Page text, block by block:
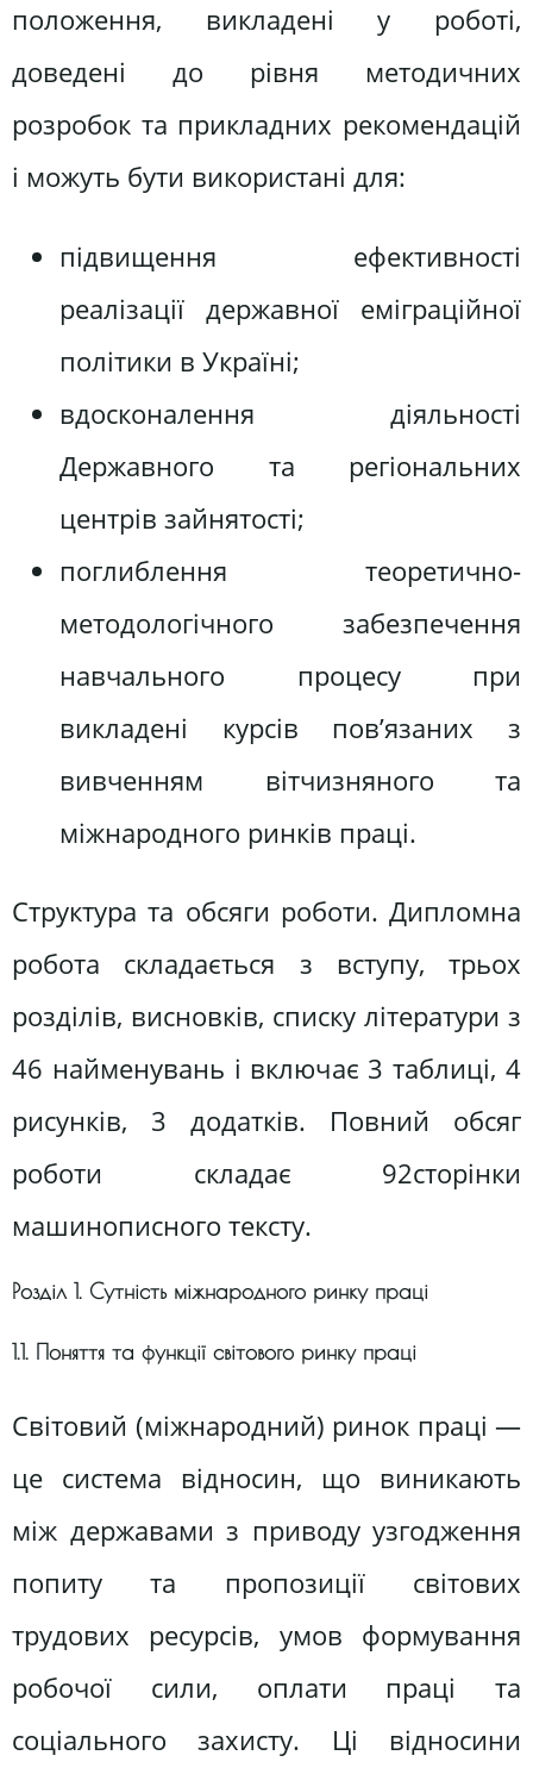
положення, викладені у роботі,
доведені до рівня методичних
розробок та прикладних рекомендацій
і можуть бути використані для:
підвищення ефективності
реалізації державної еміграційної
політики в Україні;
вдосконалення діяльності
Державного та регіональних
центрів зайнятості;
поглиблення теоретично-
методологічного забезпечення
навчального процесу при
викладені курсів пов’язаних з
вивченням вітчизняного та
міжнародного ринків праці.
Структура та обсяги роботи. Дипломна
робота складається з вступу, трьох
розділів, висновків, списку літератури з
46 найменувань і включає 3 таблиці, 4
рисунків, 3 додатків. Повний обсяг
роботи складає 92сторінки
машинописного тексту.
Розділ 1. Сутність міжнародного ринку праці
1.1. Поняття та функції світового ринку праці
Світовий (міжнародний) ринок праці —
це система відносин, що виникають
між державами з приводу узгодження
попиту та пропозиції світових
трудових ресурсів, умов формування
робочої сили, оплати праці та
соціального захисту. Ці відносини